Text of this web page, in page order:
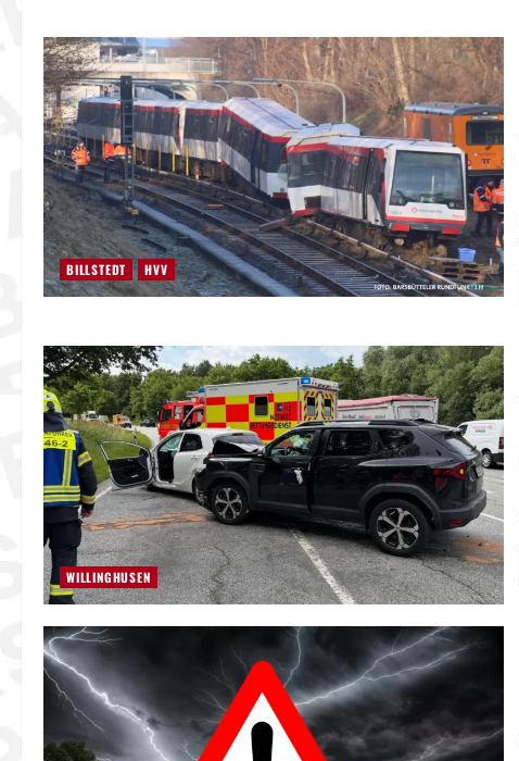
BILLSTEDT HVV
WILLINGHUSEN